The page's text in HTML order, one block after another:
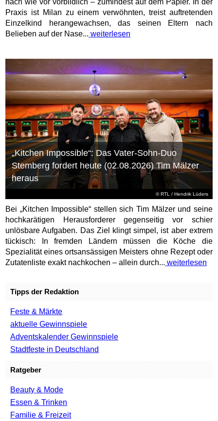
nach wie vor vorbildlich – zumindest auf dem Papier. In der
Praxis ist Milan zu einem verwöhnten, treist auftretenden
Einzelkind herangewachsen, das seinen Eltern nach
Belieben auf der Nase... weiterlesen
©RTL / Hendrik Lüders
„Kitchen Impossible“: Das Vater-Sohn-Duo
Stemberg fordert heute (02.08.2026) Tim Mälzer
heraus
Bei „Kitchen Impossible“ stellen sich Tim Mälzer und seine
hochkarätigen Herausforderer gegenseitig vor schier
unlösbare Aufgaben. Das Ziel klingt simpel, ist aber extrem
tückisch: In fremden Ländern müssen die Köche die
Spezialität eines ortsansässigen Meisters ohne Rezept oder
Zutatenliste exakt nachkochen – allein durch... weiterlesen
Tipps der Redaktion
Feste & Märkte
aktuelle Gewinnspiele
Adventskalender Gewinnspiele
Stadtfeste in Deutschland
Ratgeber
Beauty & Mode
Essen & Trinken
Familie & Freizeit